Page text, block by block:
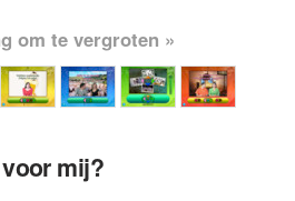
om te vergroten »
mij?